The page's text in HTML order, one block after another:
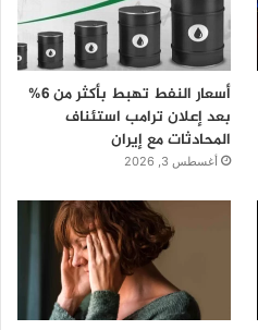
أسعار النفط تهبط بأكثر من 6%
بعد إعلان ترامب استئناف
المحادثات مع إيران
أغسطس 3, 2026